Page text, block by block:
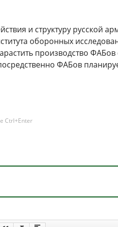
и структуру русской
оборонных
производство ФАБов
ФАБов
Ctrl+Enter